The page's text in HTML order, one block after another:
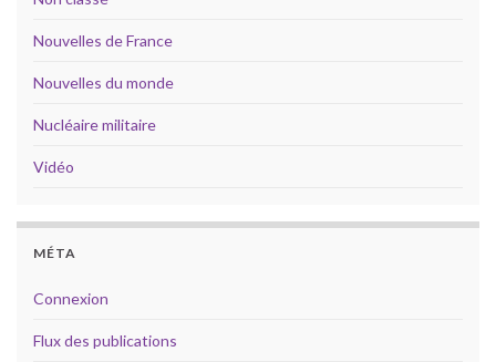
Nouvelles de France
Nouvelles du monde
Nucléaire militaire
Vidéo
MÉTA
Connexion
Flux des publications